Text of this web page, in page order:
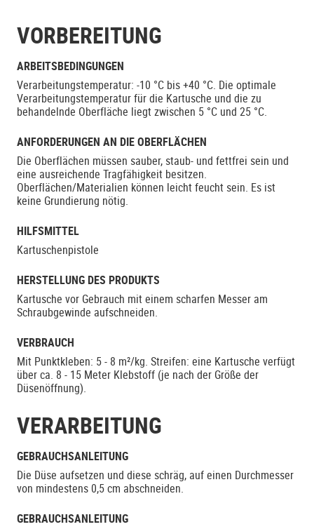
VORBEREITUNG
ARBEITSBEDINGUNGEN
Verarbeitungstemperatur: -10 °C bis +40 °C. Die optimale
Verarbeitungstemperatur für die Kartusche und die zu
behandelnde Oberfläche liegt zwischen 5 °C und 25 °C.
ANFORDERUNGEN AN DIE OBERFLÄCHEN
Die Oberflächen müssen sauber, staub- und fettfrei sein und
eine ausreichende Tragfähigkeit besitzen.
Oberflächen/Materialien können leicht feucht sein. Es ist
keine Grundierung nötig.
HILFSMITTEL
Kartuschenpistole
HERSTELLUNG DES PRODUKTS
Kartusche vor Gebrauch mit einem scharfen Messer am
Schraubgewinde aufschneiden.
VERBRAUCH
Mit Punktkleben: 5 - 8 m²/kg. Streifen: eine Kartusche verfügt
über ca. 8 - 15 Meter Klebstoff (je nach der Größe der
Düsenöffnung).
VERARBEITUNG
GEBRAUCHSANLEITUNG
Die Düse aufsetzen und diese schräg, auf einen Durchmesser
von mindestens 0,5 cm abschneiden.
GEBRAUCHSANLEITUNG